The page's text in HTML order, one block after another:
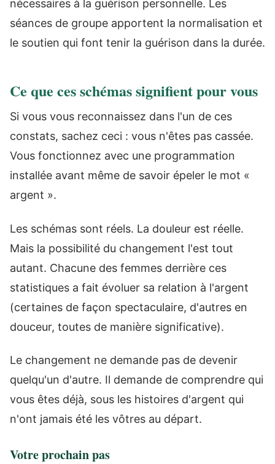
nécessaires à la guérison personnelle. Les
séances de groupe apportent la normalisation et
le soutien qui font tenir la guérison dans la durée.
Ce que ces schémas signifient pour vous
Si vous vous reconnaissez dans l'un de ces
constats, sachez ceci : vous n'êtes pas cassée.
Vous fonctionnez avec une programmation
installée avant même de savoir épeler le mot «
argent ».
Les schémas sont réels. La douleur est réelle.
Mais la possibilité du changement l'est tout
autant. Chacune des femmes derrière ces
statistiques a fait évoluer sa relation à l'argent
(certaines de façon spectaculaire, d'autres en
douceur, toutes de manière significative).
Le changement ne demande pas de devenir
quelqu'un d'autre. Il demande de comprendre qui
vous êtes déjà, sous les histoires d'argent qui
n'ont jamais été les vôtres au départ.
Votre prochain pas